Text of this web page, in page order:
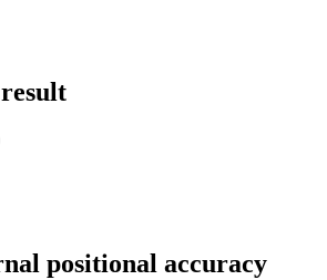
positional accuracy